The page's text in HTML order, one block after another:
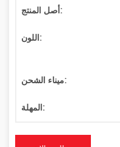
أصل المنتج:
اللون:
ميناء الشحن:
المهلة: